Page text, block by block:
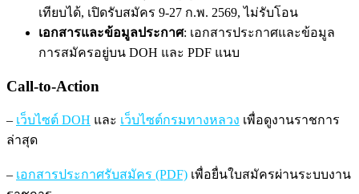
เทียบได้, เปิดรับสมัคร 9-27 ก.พ. 2569, ไม่รับโอน
เอกสารและข้อมูลประกาศ: เอกสารประกาศและข้อมูล
การสมัครอยู่บน DOH และ PDF แนบ
Call-to-Action
– เว็บไซต์ DOH และ เว็บไซต์กรมทางหลวง เพื่อดูงานราชการ
ล่าสุด
– เอกสารประกาศรับสมัคร (PDF) เพื่อยื่นใบสมัครผ่านระบบงาน